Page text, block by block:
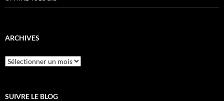
ARCHIVES
Archives
SUIVRE LE BLOG